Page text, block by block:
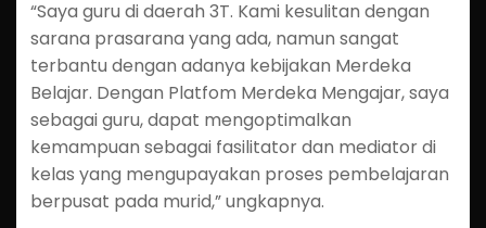
“Saya guru di daerah 3T. Kami kesulitan dengan
sarana prasarana yang ada, namun sangat
terbantu dengan adanya kebijakan Merdeka
Belajar. Dengan Platfom Merdeka Mengajar, saya
sebagai guru, dapat mengoptimalkan
kemampuan sebagai fasilitator dan mediator di
kelas yang mengupayakan proses pembelajaran
berpusat pada murid,” ungkapnya.